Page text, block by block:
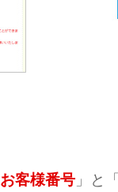
お客様番号 」と